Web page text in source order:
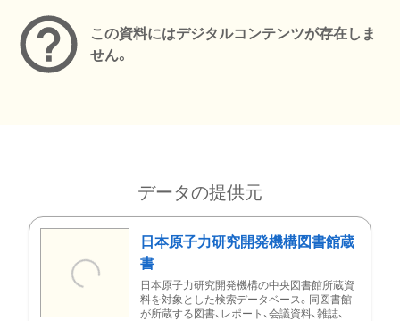
この資料にはデジタルコンテンツが存在しま
せん。
データの提供元
日本原子力研究開発機構図書館蔵
書
日本原子力研究開発機構の中央図書館所蔵資
料を対象とした検索データベース。同図書館
が所蔵する図書、レポート、会議資料、雑誌、